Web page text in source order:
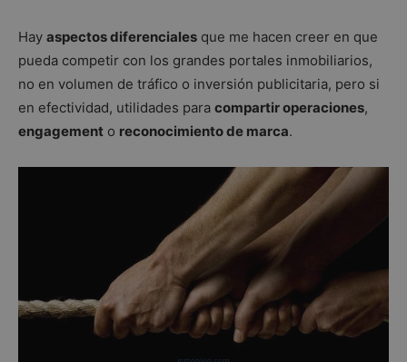
Hay aspectos diferenciales que me hacen creer en que
pueda competir con los grandes portales inmobiliarios,
no en volumen de tráfico o inversión publicitaria, pero si
en efectividad, utilidades para compartir operaciones,
engagement o reconocimiento de marca.